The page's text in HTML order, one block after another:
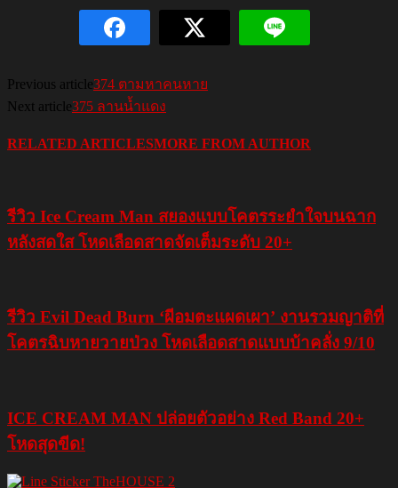
Previous article374 ตามหาคนหาย
Next article375 ลานน้ำแดง
RELATED ARTICLESMORE FROM AUTHOR
รีวิว Ice Cream Man สยองแบบโคตรระยำใจบนฉาก
หลังสดใส โหดเลือดสาดจัดเต็มระดับ 20+
รีวิว Evil Dead Burn ‘ผีอมตะแผดเผา’ งานรวมญาติที่
โคตรฉิบหายวายป่วง โหดเลือดสาดแบบบ้าคลั่ง 9/10
ICE CREAM MAN ปล่อยตัวอย่าง Red Band 20+
โหดสุดขีด!